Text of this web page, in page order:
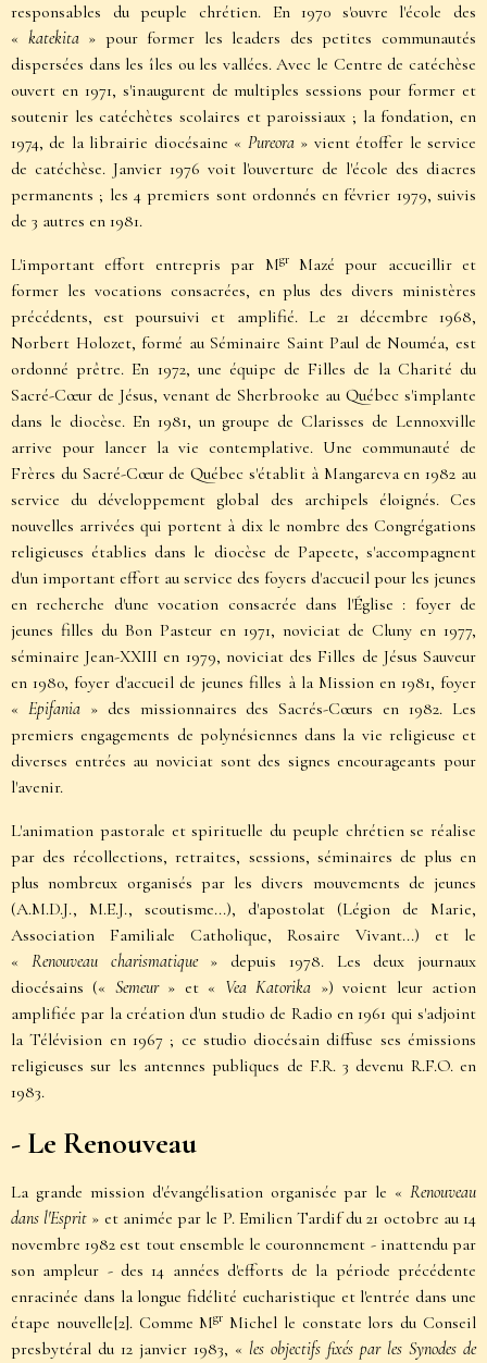
responsables du peuple chrétien. En 1970 s'ouvre l'école des
« katekita» pour former les leaders des petites communautés
dispersées dans les îles ou les vallées. Avec le Centre de catéchèse
ouvert en 1971, s'inaugurent de multiples sessions pour former et
soutenir les catéchètes scolaires et paroissiaux ; la fondation, en
1974, de la librairie diocésaine « Pureora» vient étoffer le service
de catéchèse. Janvier 1976 voit l'ouverture de l'école des diacres
permanents ; les 4 premiers sont ordonnés en février 1979, suivis
de 3 autres en 1981.
L'important effort entrepris par MgrMazé pour accueillir et
former les vocations consacrées, en plus des divers ministères
précédents, est poursuivi et amplifié. Le 21 décembre 1968,
Norbert Holozet, formé au Séminaire Saint Paul de Nouméa, est
ordonné prêtre. En 1972, une équipe de Filles de la Charité du
Sacré-Cœur de Jésus, venant de Sherbrooke au Québec s'implante
dans le diocèse. En 1981, un groupe de Clarisses de Lennoxville
arrive pour lancer la vie contemplative. Une communauté de
Frères du Sacré-Cœur de Québec s'établit à Mangareva en 1982 au
service du développement global des archipels éloignés. Ces
nouvelles arrivées qui portent à dix le nombre des Congrégations
religieuses établies dans le diocèse de Papeete, s'accompagnent
d'un important effort au service des foyers d'accueil pour les jeunes
en recherche d'une vocation consacrée dans l'Église : foyer de
jeunes filles du Bon Pasteur en 1971, noviciat de Cluny en 1977,
séminaire Jean-XXIII en 1979, noviciat des Filles de Jésus Sauveur
en 1980, foyer d'accueil de jeunes filles à la Mission en 1981, foyer
« Epifania» des missionnaires des Sacrés-Cœurs en 1982. Les
premiers engagements de polynésiennes dans la vie religieuse et
diverses entrées au noviciat sont des signes encourageants pour
l'avenir.
L'animation pastorale et spirituelle du peuple chrétien se réalise
par des récollections, retraites, sessions, séminaires de plus en
plus nombreux organisés par les divers mouvements de jeunes
(A.M.D.J., M.E.J., scoutisme...), d'apostolat (Légion de Marie,
Association Familiale Catholique, Rosaire Vivant...) et le
« Renouveau charismatique » depuis 1978. Les deux journaux
diocésains (« Semeur» et « Vea Katorika ») voient leur action
amplifiée par la création d'un studio de Radio en 1961 qui s'adjoint
la Télévision en 1967 ; ce studio diocésain diffuse ses émissions
religieuses sur les antennes publiques de F.R. 3 devenu R.F.O. en
1983.
- Le Renouveau
La grande mission d'évangélisation organisée par le « Renouveau
dans l'Esprit » et animée par le P. Emilien Tardif du 21 octobre au 14
novembre 1982 est tout ensemble le couronnement - inattendu par
son ampleur - des 14 années d'efforts de la période précédente
enracinée dans la longue fidélité eucharistique et l'entrée dans une
étape nouvelle[2]. Comme Mgr Michel le constate lors du Conseil
presbytéral du 12 janvier 1983, « les objectifs fixés par les Synodes de